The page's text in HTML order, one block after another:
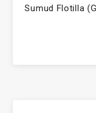
Sumud Flotilla